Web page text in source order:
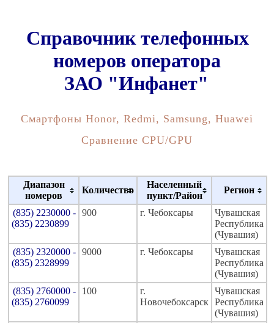
Справочник телефонных
номеров оператора
ЗАО "Инфанет"
Смартфоны Honor, Redmi, Samsung, Huawei
Сравнение CPU/GPU
Диапазон
номеров
Количество
Населенный
пункт/Район
Регион
(835) 2230000 -
(835) 2230899
900 г. Чебоксары
Чувашская
Республика
(Чувашия)
(835) 2320000 -
(835) 2328999
9000 г. Чебоксары
Чувашская
Республика
(Чувашия)
(835) 2760000 -
(835) 2760099
100
г.
Новочебоксарск
Чувашская
Республика
(Чувашия)